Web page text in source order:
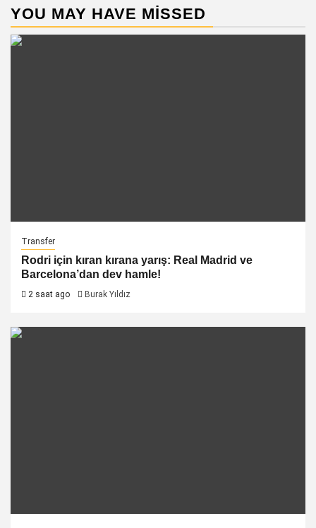
YOU MAY HAVE MISSED
Transfer
Rodri için kıran kırana yarış: Real Madrid ve
Barcelona’dan dev hamle!
2 saat ago Burak Yıldız